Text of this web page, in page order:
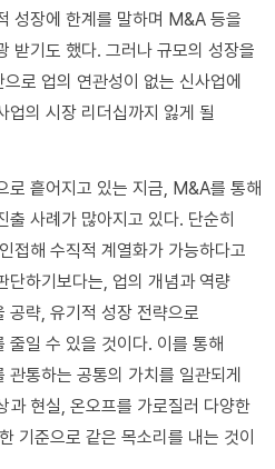
성장에 한계를 말하며 M&A 등을
받기도 했다. 그러나 규모의 성장을
로 업의 연관성이 없는 신사업에
업의 시장 리더십까지 잃게 될
로 흩어지고 있는 지금, M&A를 통해
사례가 많아지고 있다. 단순히
접해 수직적 계열화가 가능하다고
단하기보다는, 업의 개념과 역량
공략, 유기적 성장 전략으로
줄일 수 있을 것이다. 이를 통해
통하는 공통의 가치를 일관되게
과 현실, 온오프를 가로질러 다양한
기준으로 같은 목소리를 내는 것이